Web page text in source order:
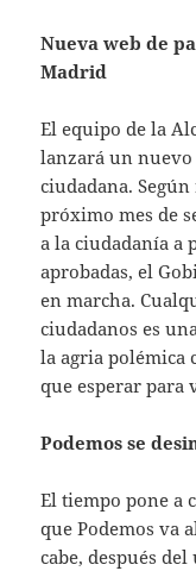
Nueva web de
Madrid
El equipo de la
lanzará un
ciudadana.
próximo mes de
a la ciudadanía a
aprobadas, el
en marcha.
ciudadanos es
la agria polémica
que esperar para
Podemos se
El tiempo pone a
que Podemos va
cabe, después